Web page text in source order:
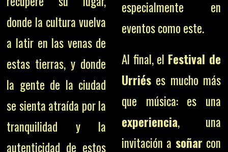
donde la cultura vuelva
a latir en las venas de
estas tierras, y donde
la gente de la ciudad
se sienta atraída por la
tranquilidad y la
autenticidad de estos
especialmente en
eventos como este.
Al final, el Festival de
Urriéses mucho más
que música: es una
experiencia, una
invitación a soñar con